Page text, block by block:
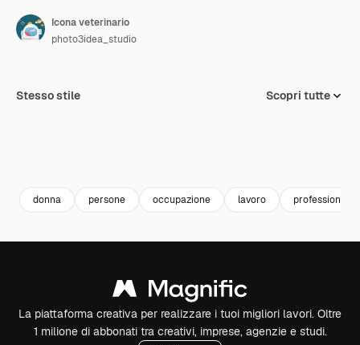
Icona veterinario
photo3idea_studio
Stesso stile Scopri tutte
donna persone occupazione lavoro professione
La piattaforma creativa per realizzare i tuoi migliori lavori. Oltre
1 milione di abbonati tra creativi, imprese, agenzie e studi.